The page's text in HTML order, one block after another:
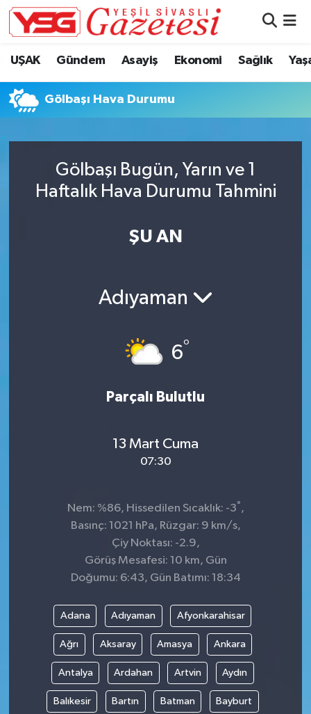
UŞAK Gündem Asayiş Ekonomi Sağlık
Gölbaşı Hava Durumu
Gölbaşı Bugün, Yarın ve 1
Haftalık Hava Durumu Tahmini
ŞU AN
Adıyaman
6°
Parçalı Bulutlu
13 Mart Cuma
07:30
Nem: %86, Hissedilen Sıcaklık: -3° ,
Basınç: 1021 hPa, Rüzgar: 9 km/s,
Çiy Noktası: -2.9,
Görüş Mesafesi: 10 km, Gün
Doğumu: 6:43, Gün Batımı: 18:34
Adana Adıyaman Afyonkarahisar
Ağrı Aksaray Amasya Ankara
Antalya Ardahan Artvin Aydın
Balıkesir Bartın Batman Bayburt
Süper Lig Puan Durumu ve Fikstür
Haber Arşivi